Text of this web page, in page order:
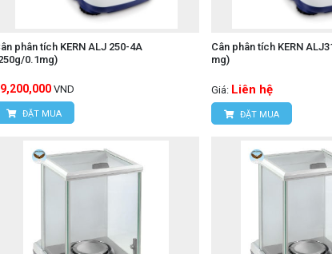
phân tích KERN ALJ 250-4A
0.1mg)
VND
ĐẶT MUA
Cân phân tích KERN
mg)
Giá: Liên hệ
ĐẶT MUA